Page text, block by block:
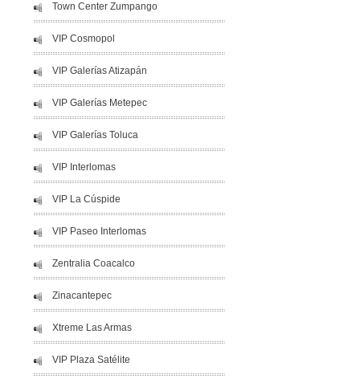
Town Center Zumpango
VIP Cosmopol
VIP Galerías Atizapán
VIP Galerías Metepec
VIP Galerías Toluca
VIP Interlomas
VIP La Cúspide
VIP Paseo Interlomas
Zentralia Coacalco
Zinacantepec
Xtreme Las Armas
VIP Plaza Satélite